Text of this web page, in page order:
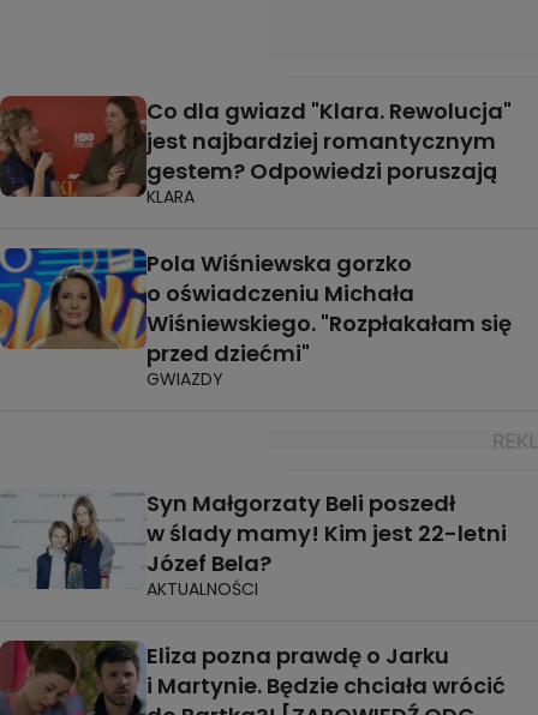
Co dla gwiazd "Klara. Rewolucja"
jest najbardziej romantycznym
gestem? Odpowiedzi poruszają
KLARA
Pola Wiśniewska gorzko
o oświadczeniu Michała
Wiśniewskiego. "Rozpłakałam się
przed dziećmi"
GWIAZDY
Syn Małgorzaty Beli poszedł
w ślady mamy! Kim jest 22-letni
Józef Bela?
AKTUALNOŚCI
Eliza pozna prawdę o Jarku
i Martynie. Będzie chciała wrócić